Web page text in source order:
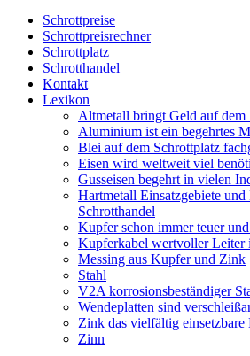
Schrottpreise
Schrottpreisrechner
Schrottplatz
Schrotthandel
Kontakt
Lexikon
Altmetall bringt Geld auf dem
Aluminium ist ein begehrtes
Blei auf dem Schrottplatz
Eisen wird weltweit viel
Gusseisen begehrt in vielen
Hartmetall Einsatzgebiete
Schrotthandel
Kupfer schon immer teuer
Kupferkabel wertvoller Leiter
Messing aus Kupfer und Zink
Stahl
V2A korrosionsbeständiger
Wendeplatten sind
Zink das vielfältig einsetzbare
Zinn